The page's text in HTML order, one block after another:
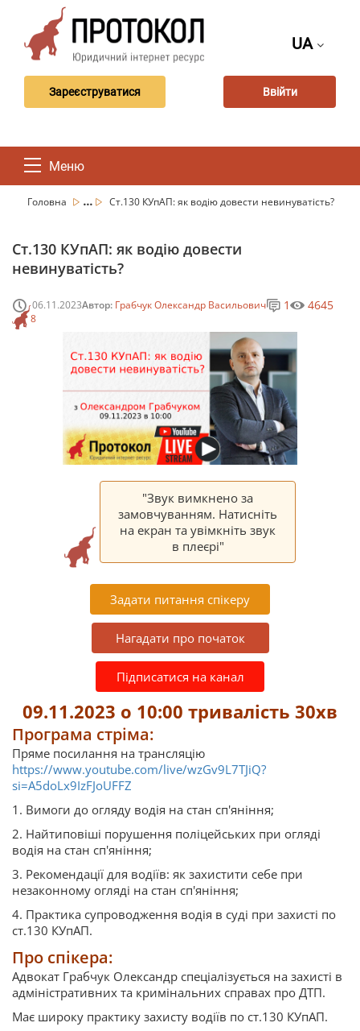
UA
Зареєструватися Ввійти
Меню
Головна ... Ст.130 КУпАП: як водію довести невинуватість?
Ст.130 КУпАП: як водію довести
невинуватість?
06.11.2023Автор: Грабчук Олександр Васильович
8
1 4645
"Звук вимкнено за
замовчуванням. Натисніть
на екран та увімкніть звук
в плеєрі"
Задати питання спікеру
Нагадати про початок
Підписатися на канал
09.11.2023 о 10:00 тривалість 30хв
Програма стріма:
Пряме посилання на трансляцію
https://www.youtube.com/live/wzGv9L7TJiQ?
si=A5doLx9IzFJoUFFZ
1. Вимоги до огляду водія на стан сп'яніння;
2. Найтиповіші порушення поліцейських при огляді
водія на стан сп'яніння;
3. Рекомендації для водіїв: як захистити себе при
незаконному огляді на стан сп'яніння;
4. Практика супроводження водія в суді при захисті по
ст.130 КУпАП.
Про спікера:
Адвокат Грабчук Олександр спеціалізується на захисті в
адміністративних та кримінальних справах про ДТП.
Має широку практику захисту водіїв по ст.130 КУпАП.